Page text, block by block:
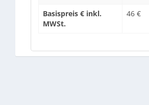
Basispreis € inkl.
MWSt.
46 €